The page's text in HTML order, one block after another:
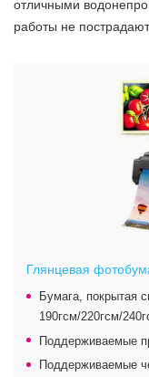
отличными
работы не
Глянцевая
Бумага, покрытая
190гсм/220гсм/
Поддерживаемые
Поддерживаемые